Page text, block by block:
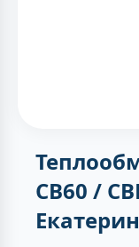
CB60 /